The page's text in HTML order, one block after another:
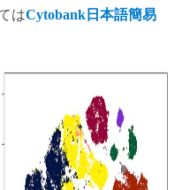
はCytobank日本語簡易